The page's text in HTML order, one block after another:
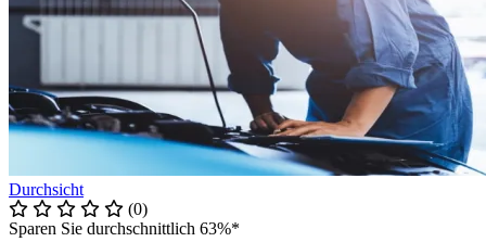
Durchsicht
(0)
Sparen Sie durchschnittlich 63%*